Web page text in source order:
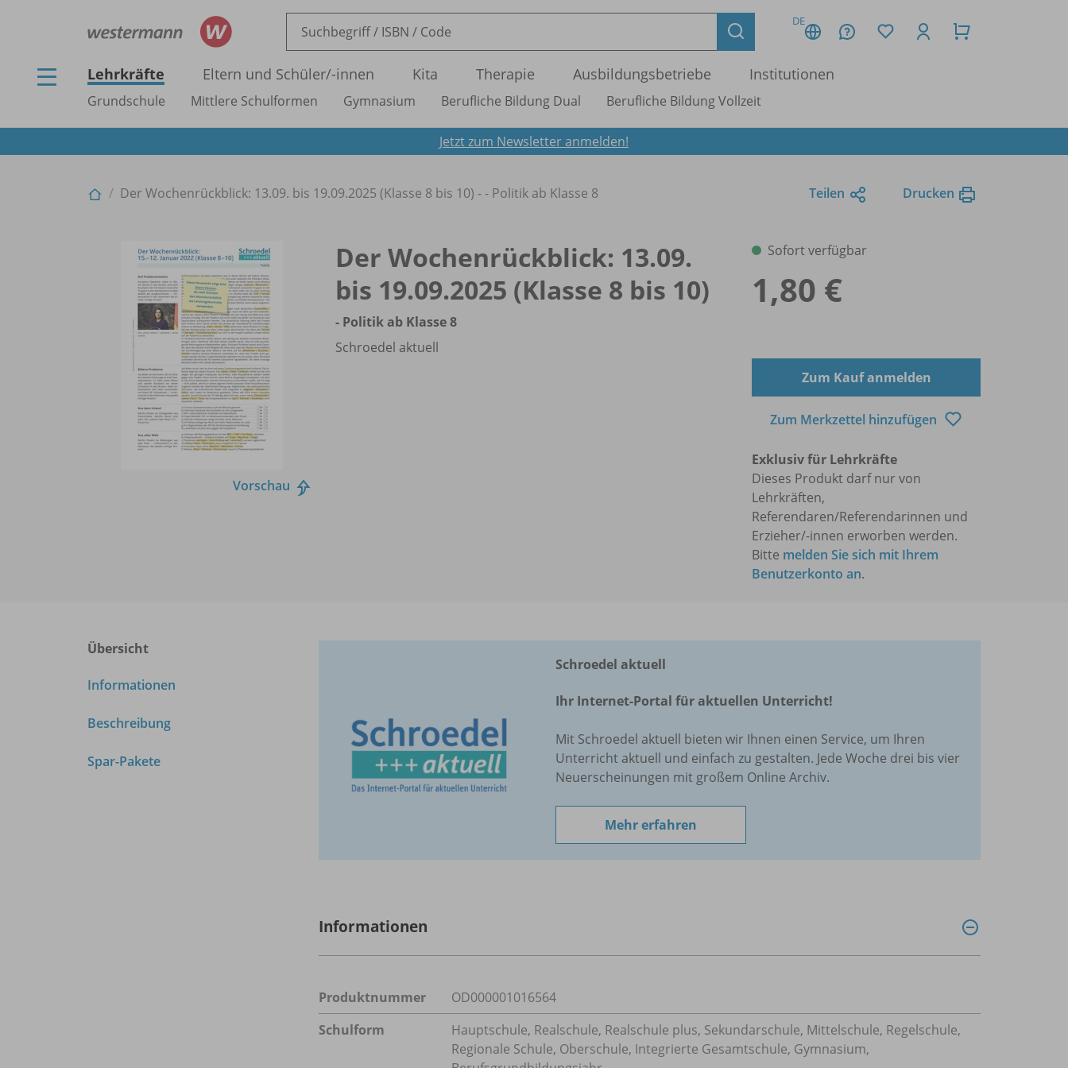
DE
Lehrkräfte Eltern und Schüler/-innen Kita Therapie Ausbildungsbetriebe Institutionen
Grundschule Mittlere Schulformen Gymnasium Berufliche Bildung Dual Berufliche Bildung Vollzeit
Jetzt zum Newsletter anmelden!
Der Wochenrückblick: 13.09. bis 19.09.2025 (Klasse 8 bis 10) - - Politik ab Klasse 8 Teilen Drucken
Vorschau
Der Wochenrückblick: 13.09.
bis 19.09.2025 (Klasse 8 bis 10)
- Politik ab Klasse 8
Schroedel aktuell
Sofort verfügbar
1,80 €
Zum Kauf anmelden
Zum Merkzettel hinzufügen
Exklusiv für Lehrkräfte
Dieses Produkt darf nur von
Lehrkräften,
Referendaren/Referendarinnen und
Erzieher/-innen erworben werden.
Bitte melden Sie sich mit Ihrem
Benutzerkonto an.
Übersicht
Informationen
Beschreibung
Spar-Pakete
Schroedel aktuell
Ihr Internet-Portal für aktuellen Unterricht!
Mit Schroedel aktuell bieten wir Ihnen einen Service, um Ihren
Unterricht aktuell und einfach zu gestalten. Jede Woche drei bis vier
Neuerscheinungen mit großem Online Archiv.
Mehr erfahren
Informationen
Produktnummer
OD000001016564
Schulform
Hauptschule, Realschule, Realschule plus, Sekundarschule, Mittelschule, Regelschule,
Regionale Schule, Oberschule, Integrierte Gesamtschule, Gymnasium,